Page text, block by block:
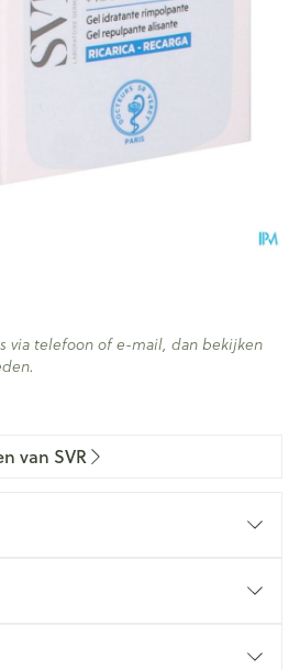
via telefoon of e-mail, dan bekijken
van SVR